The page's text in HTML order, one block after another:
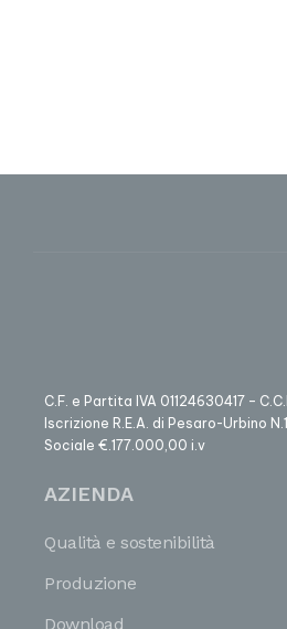
C.F. e Partita IVA 01124630417 –
Iscrizione R.E.A. di Pesaro-Urbino
Sociale €.177.000,00 i.v
AZIENDA
Qualità e sostenibilità
Produzione
Download